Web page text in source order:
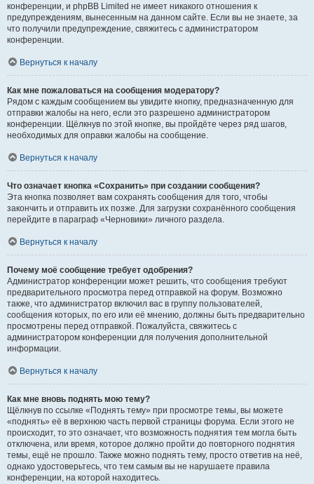
конференции, и phpBB Limited не имеет никакого отношения к
предупреждениям, вынесенным на данном сайте. Если вы не знаете, за
что получили предупреждение, свяжитесь с администратором
конференции.
Вернуться к началу
Как мне пожаловаться на сообщения модератору?
Рядом с каждым сообщением вы увидите кнопку, предназначенную для
отправки жалобы на него, если это разрешено администратором
конференции. Щёлкнув по этой кнопке, вы пройдёте через ряд шагов,
необходимых для оправки жалобы на сообщение.
Вернуться к началу
Что означает кнопка «Сохранить» при создании сообщения?
Эта кнопка позволяет вам сохранять сообщения для того, чтобы
закончить и отправить их позже. Для загрузки сохранённого сообщения
перейдите в параграф «Черновики» личного раздела.
Вернуться к началу
Почему моё сообщение требует одобрения?
Администратор конференции может решить, что сообщения требуют
предварительного просмотра перед отправкой на форум. Возможно
также, что администратор включил вас в группу пользователей,
сообщения которых, по его или её мнению, должны быть предварительно
просмотрены перед отправкой. Пожалуйста, свяжитесь с
администратором конференции для получения дополнительной
информации.
Вернуться к началу
Как мне вновь поднять мою тему?
Щёлкнув по ссылке «Поднять тему» при просмотре темы, вы можете
«поднять» её в верхнюю часть первой страницы форума. Если этого не
происходит, то это означает, что возможность поднятия тем могла быть
отключена, или время, которое должно пройти до повторного поднятия
темы, ещё не прошло. Также можно поднять тему, просто ответив на неё,
однако удостоверьтесь, что тем самым вы не нарушаете правила
конференции, на которой находитесь.